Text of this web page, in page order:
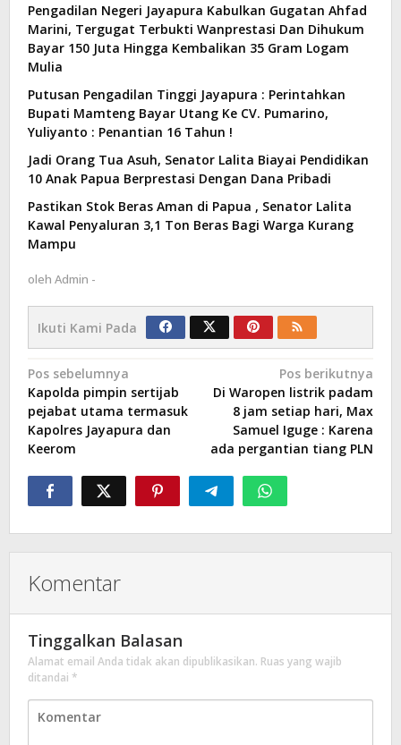
Pengadilan Negeri Jayapura Kabulkan Gugatan Ahfad
Marini, Tergugat Terbukti Wanprestasi Dan Dihukum
Bayar 150 Juta Hingga Kembalikan 35 Gram Logam
Mulia
Putusan Pengadilan Tinggi Jayapura : Perintahkan
Bupati Mamteng Bayar Utang Ke CV. Pumarino,
Yuliyanto : Penantian 16 Tahun !
Jadi Orang Tua Asuh, Senator Lalita Biayai Pendidikan
10 Anak Papua Berprestasi Dengan Dana Pribadi
Pastikan Stok Beras Aman di Papua , Senator Lalita
Kawal Penyaluran 3,1 Ton Beras Bagi Warga Kurang
Mampu
oleh Admin -
Ikuti Kami Pada
Navigasi
pos
Pos sebelumnya
Kapolda pimpin sertijab
pejabat utama termasuk
Kapolres Jayapura dan
Keerom
Pos berikutnya
Di Waropen listrik padam
8 jam setiap hari, Max
Samuel Iguge : Karena
ada pergantian tiang PLN
Komentar
Tinggalkan Balasan
Alamat email Anda tidak akan dipublikasikan. Ruas yang wajib
ditandai *